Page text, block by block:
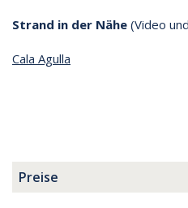
Strand in der Nähe (Video
Cala Agulla
Preise